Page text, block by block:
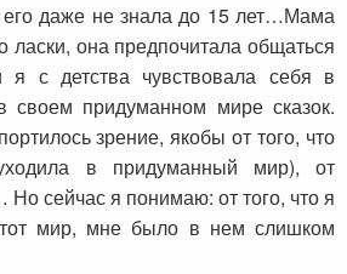
даже не знала до 15 лет…Мама
ласки, она предпочитала общаться
с детства чувствовала себя в
придуманном мире сказок.
зрение, якобы от того, что
в придуманный мир), от
сейчас я понимаю: от того, что я
мир, мне было в нем слишком